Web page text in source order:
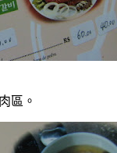
區。